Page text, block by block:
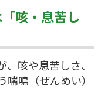
咳・息苦し
咳や息苦しさ、
鳴（ぜんめい）